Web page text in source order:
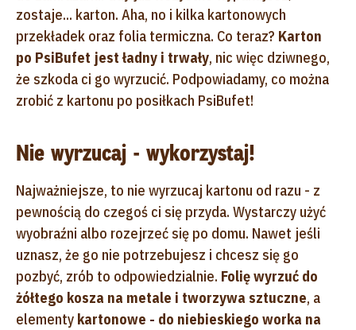
zostaje... karton. Aha, no i kilka kartonowych
przekładek oraz folia termiczna. Co teraz? Karton
po PsiBufet jest ładny i trwały, nic więc dziwnego,
że szkoda ci go wyrzucić. Podpowiadamy, co można
zrobić z kartonu po posiłkach PsiBufet!
Nie wyrzucaj - wykorzystaj!
Najważniejsze, to nie wyrzucaj kartonu od razu - z
pewnością do czegoś ci się przyda. Wystarczy użyć
wyobraźni albo rozejrzeć się po domu. Nawet jeśli
uznasz, że go nie potrzebujesz i chcesz się go
pozbyć, zrób to odpowiedzialnie. Folię wyrzuć do
żółtego kosza na metale i tworzywa sztuczne, a
elementy kartonowe - do niebieskiego worka na